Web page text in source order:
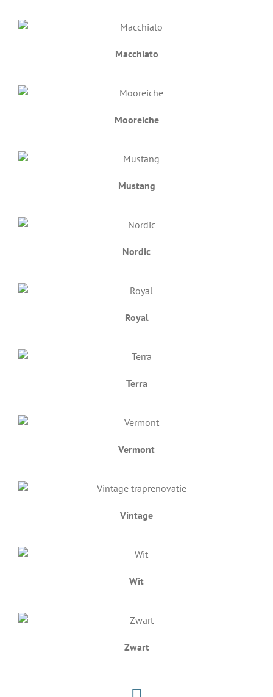
Macchiato
Mooreiche
Mustang
Nordic
Royal
Terra
Vermont
Vintage
Wit
Zwart